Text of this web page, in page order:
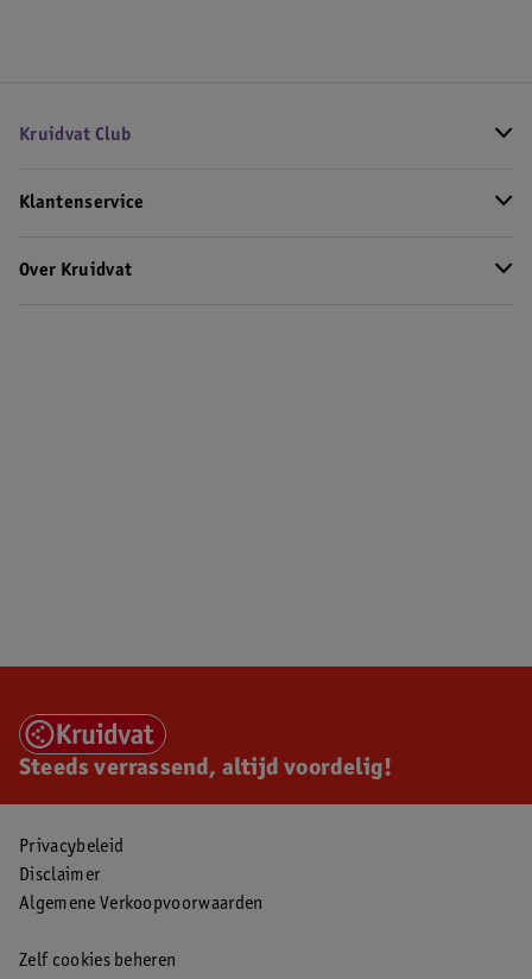
Kruidvat Club
Klantenservice
Over Kruidvat
Steeds verrassend, altijd voordelig!
Privacybeleid
Disclaimer
Algemene Verkoopvoorwaarden
Zelf cookies beheren